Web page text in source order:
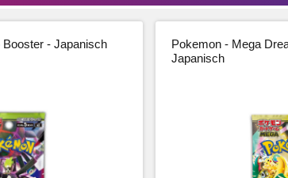
- Japanisch
Pokemon - Mega
Japanisch